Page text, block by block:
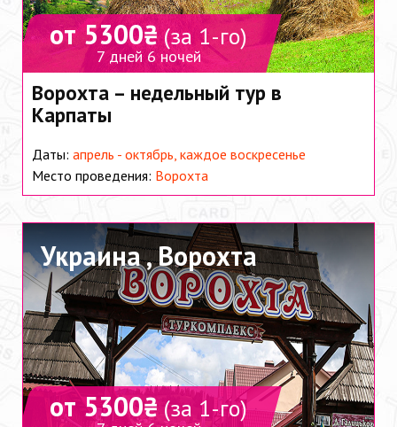
от 5300₴ (за 1-го)
7 дней 6 ночей
Ворохта – недельный тур в
Карпаты
Даты: апрель - октябрь, каждое воскресенье
Место проведения: Ворохта
Украина ,Ворохта
от 5300₴ (за 1-го)